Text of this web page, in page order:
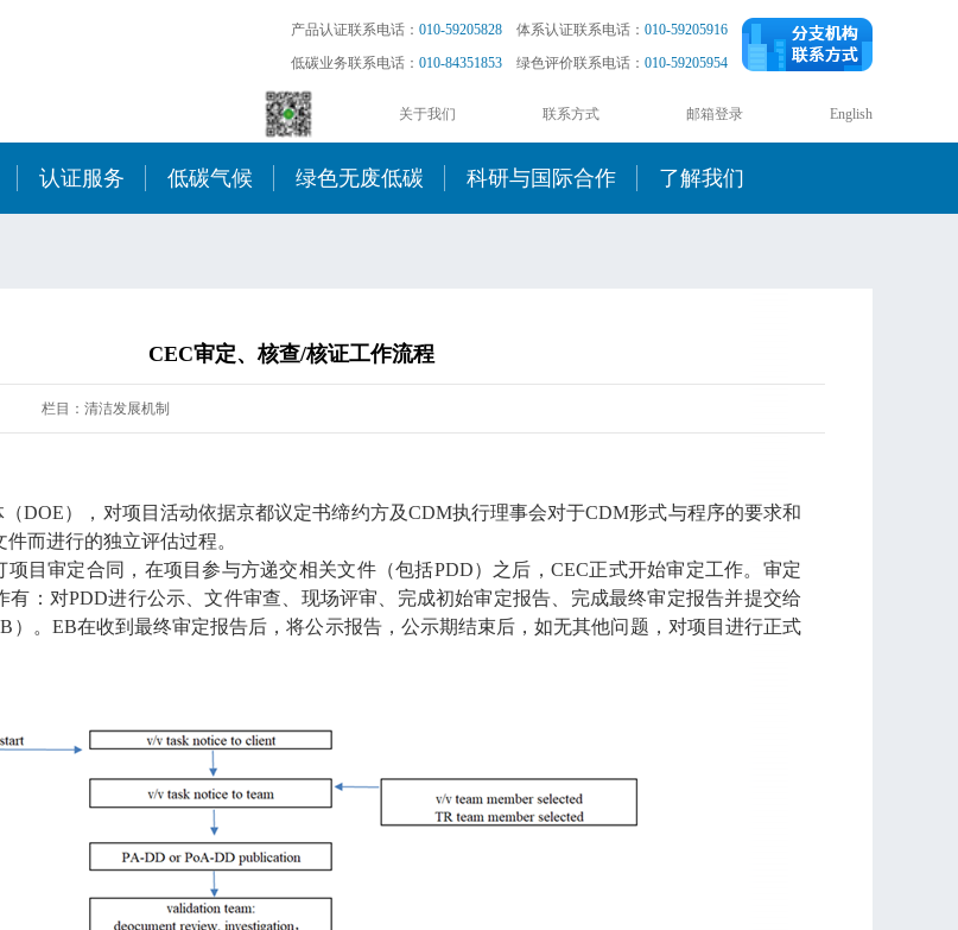
产品认证联系电话： 010-59205828 体系认证联系电话： 010-59205916
低碳业务联系电话： 010-84351853 绿色评价联系电话： 010-59205954
English
邮箱登录
联系方式
关于我们
认证服务 低碳气候 绿色无废低碳 科研与国际合作 了解我们
CEC审定、核查/核证工作流程
栏目：清洁发展机制
），对项目活动依据京都议定书缔约方及CDM执行理事会对于CDM形式与程序的要求和
而进行的独立评估过程。
审定合同，在项目参与方递交相关文件（包括PDD）之后，CEC正式开始审定工作。审定
有：对PDD进行公示、文件审查、现场评审、完成初始审定报告、完成最终审定报告并提交给
）。EB在收到最终审定报告后，将公示报告，公示期结束后，如无其他问题，对项目进行正式